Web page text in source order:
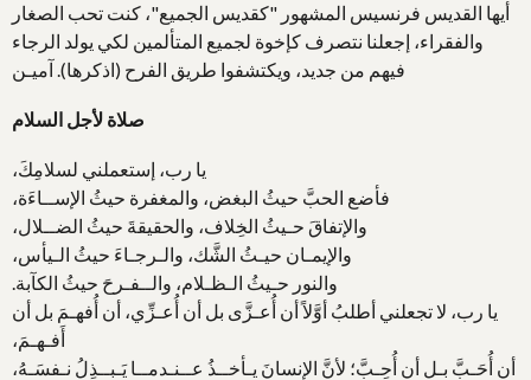
أيها القديس فرنسيس المشهور "كقديس الجميع"، كنت تحب الصغار
والفقراء، إجعلنا نتصرف كإخوة لجميع المتألمين لكي يولد الرجاء
فيهم من جديد، ويكتشفوا طريق الفرح (اذكرها). آميـن
صلاة لأجل السلام
يا رب، إستعملني لسلامِكَ،
فأضع الحبَّ حيثُ البغض، والمغفرة حيثُ الإســاءَة،
والإتفاقَ حـيثُ الخِلاف، والحقيقةَ حيثُ الضــلال،
والإيمـان حيـثُ الشَّك، والـرجـاءَ حيثُ الـيأس،
والنور حـيثُ الـظـلام، والــفـرحَ حيثُ الكآبة.
يا رب، لا تجعلني أطلبُ أوَّلاً أن أُعـزَّى بل أن أُعـزِّي، أن أُفهـمَ بل أن
أَفـهـمَ،
أن أُحَـبَّ بـل أن أُحِـبَّ؛ لأنَّ الإنسانَ يـأخــذُ عــنـدمــا يَـبــذِلُ نـفسَـهُ،